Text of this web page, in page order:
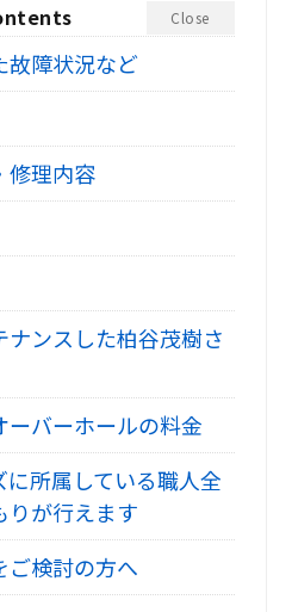
Close
障状況など
修理内容
ンスした柏谷茂樹さ
バーホールの料金
所属している職人全
りが行えます
検討の方へ